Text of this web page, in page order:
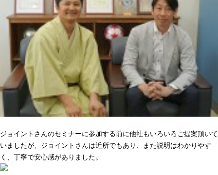
ジョイントさんのセミナーに参加する前に他社もいろいろご提案頂いて
いましたが、ジョイントさんは近所でもあり、また説明はわかりやす
く、丁寧で安心感がありました。